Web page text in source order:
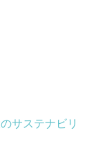
サステナビリ